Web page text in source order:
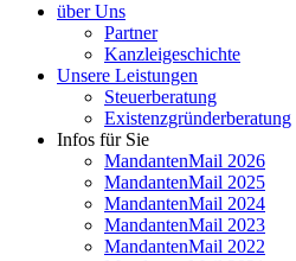
über Uns
Partner
Kanzleigeschichte
Unsere Leistungen
Steuerberatung
Existenzgründerberatung
Infos für Sie
MandantenMail 2026
MandantenMail 2025
MandantenMail 2024
MandantenMail 2023
MandantenMail 2022